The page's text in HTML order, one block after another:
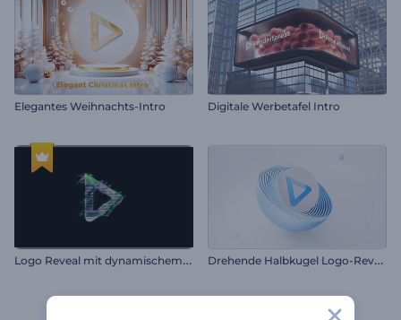
Elegantes Weihnachts-Intro Digitale Werbetafel Intro
L
ogo Reveal mit dynamischem Glitch D
rehende Halbkugel Logo-Reveal